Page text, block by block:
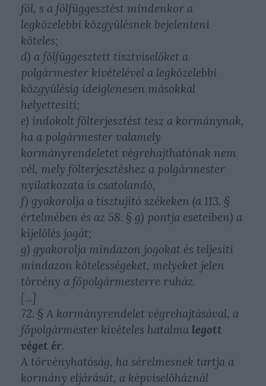
föl, s a fölfüggesztést mindenkor a
legközelebbi közgyülésnek bejelenteni
köteles;
d) a fölfüggesztett tisztviselőket a
polgármester kivételével a legközelebbi
közgyülésig ideiglenesen másokkal
helyettesiti;
e) indokolt fölterjesztést tesz a kormánynak,
ha a polgármester valamely
kormányrendeletet végrehajthatónak nem
vél, mely fölterjesztéshez a polgármester
nyilatkozata is csatolandó,
f) gyakorolja a tisztujitó székeken (a 113. §
értelmében és az 58. § g) pontja eseteiben) a
kijelölés jogát;
g) gyakorolja mindazon jogokat és teljesiti
mindazon kötelességeket, melyeket jelen
törvény a főpolgármesterre ruház.
[...]
72. § A kormányrendelet végrehajtásával, a
főpolgármester kivételes hatalma legott
véget ér.
A törvényhatóság, ha sérelmesnek tartja a
kormány eljárását, a képviselőháznál